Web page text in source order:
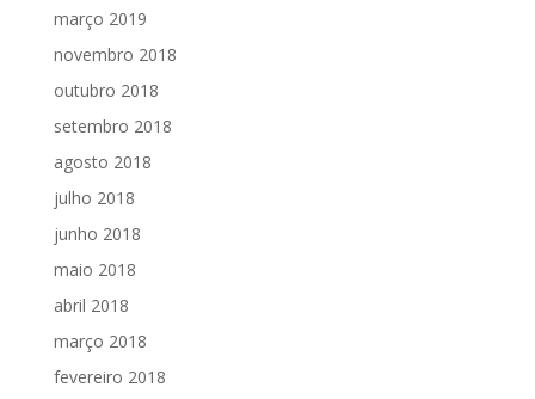
março 2019
novembro 2018
outubro 2018
setembro 2018
agosto 2018
julho 2018
junho 2018
maio 2018
abril 2018
março 2018
fevereiro 2018